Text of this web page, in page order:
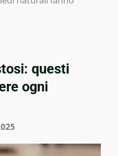
questi
ogni